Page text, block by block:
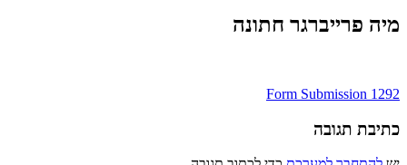
מיה פרייברגר חתונה
ניווט
Form Submission 1292
כתיבת תגובה